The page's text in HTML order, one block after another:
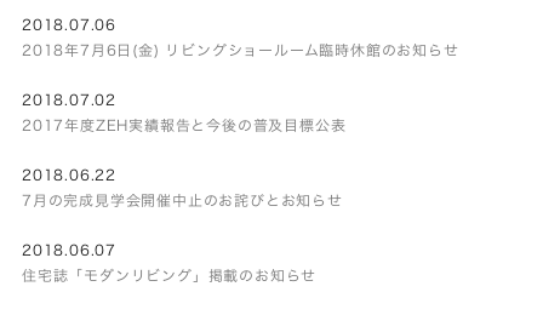
2018.07.06
2018年7月6日(金) リビングショールーム臨時休館のお知らせ
2018.07.02
2017年度ZEH実績報告と今後の普及目標公表
2018.06.22
7月の完成見学会開催中止のお詫びとお知らせ
2018.06.07
住宅誌「モダンリビング」掲載のお知らせ